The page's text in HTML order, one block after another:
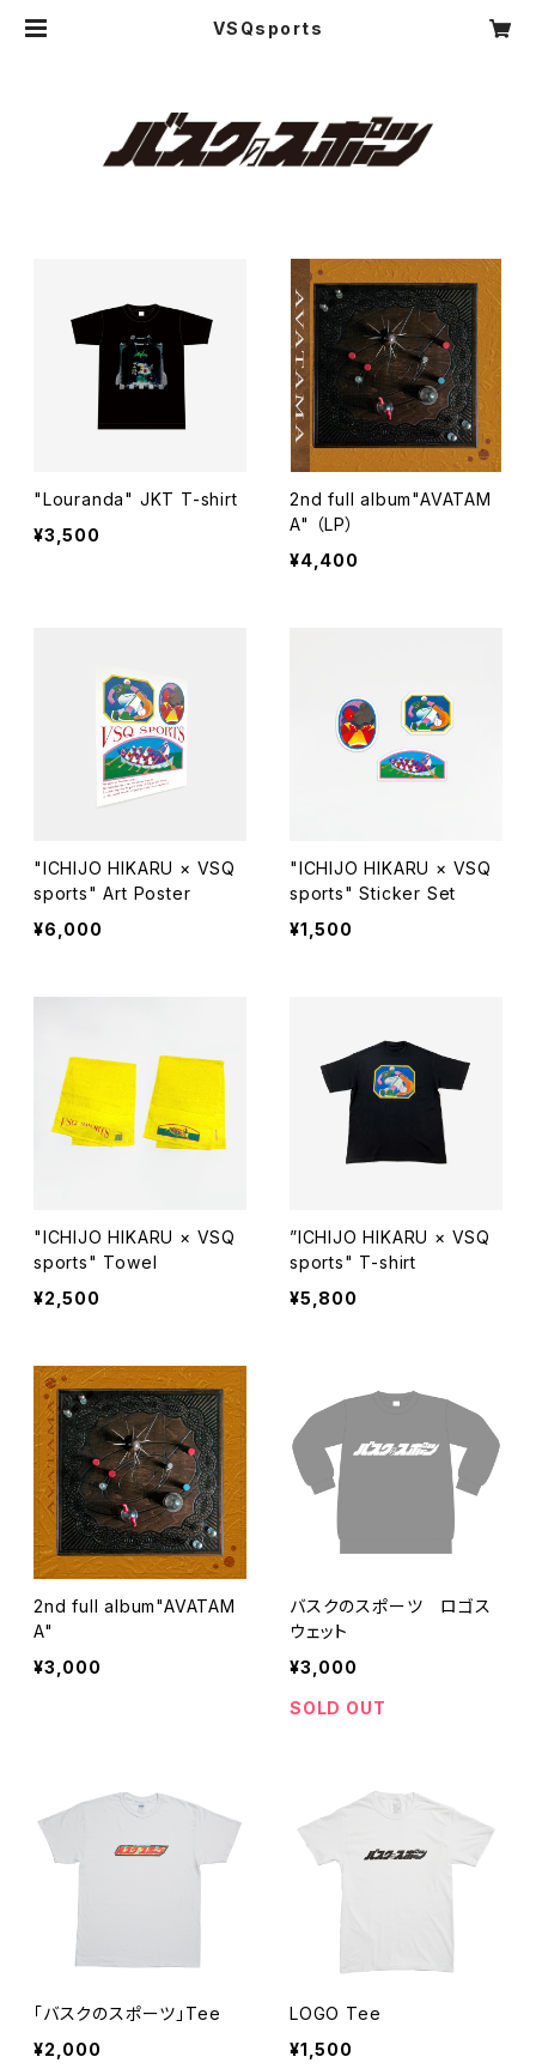
VSQsports
"Louranda" JKT T-shirt
¥3,500
2nd full album"AVATAM
A" （LP）
¥4,400
"ICHIJO HIKARU × VSQ
sports" Art Poster
¥6,000
"ICHIJO HIKARU × VSQ
sports" Sticker Set
¥1,500
"ICHIJO HIKARU × VSQ
sports" Towel
¥2,500
”ICHIJO HIKARU × VSQ
sports" T-shirt
¥5,800
2nd full album"AVATAM
A"
¥3,000
バスクのスポーツ ロゴス
ウェット
¥3,000
SOLD OUT
「バスクのスポーツ」Tee
¥2,000
LOGO Tee
¥1,500